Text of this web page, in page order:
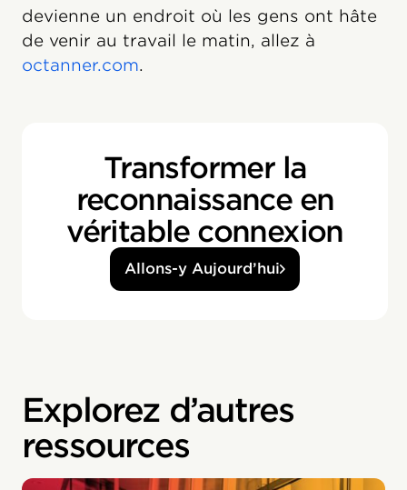
devienne un endroit où les gens ont hâte
de venir au travail le matin, allez à
octanner.com.
Transformer la
reconnaissance en
véritable connexion
Allons-y Aujourd’hui
Explorez d’autres
ressources